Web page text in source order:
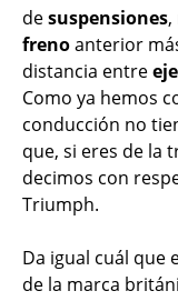
desuspensiones,
frenoanterior
distancia entre
Como ya hemos
conducción no
que, si eres de la
decimos con
Triumph.
Da igual cuál que
de la marca